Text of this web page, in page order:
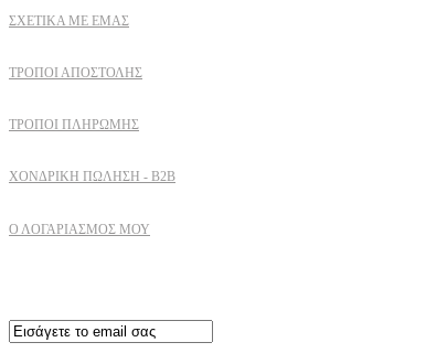
ΣΧΕΤΙΚΆ ΜΕ ΕΜΆΣ
ΤΡΌΠΟΙ ΑΠΟΣΤΟΛΉΣ
ΤΡΌΠΟΙ ΠΛΗΡΩΜΉΣ
ΧΟΝΔΡΙΚΉ ΠΏΛΗΣΗ - B2B
Ο ΛΟΓΑΡΙΑΣΜΟΣ ΜΟΥ